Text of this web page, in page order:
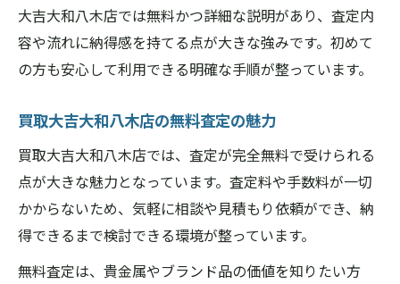
大吉大和八木店では無料かつ詳細な説明があり、査定内
容や流れに納得感を持てる点が大きな強みです。初めて
の方も安心して利用できる明確な手順が整っています。
買取大吉大和八木店の無料査定の魅力
買取大吉大和八木店では、査定が完全無料で受けられる
点が大きな魅力となっています。査定料や手数料が一切
かからないため、気軽に相談や見積もり依頼ができ、納
得できるまで検討できる環境が整っています。
無料査定は、貴金属やブランド品の価値を知りたい方